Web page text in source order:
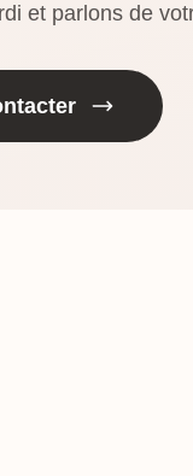
et parlons de